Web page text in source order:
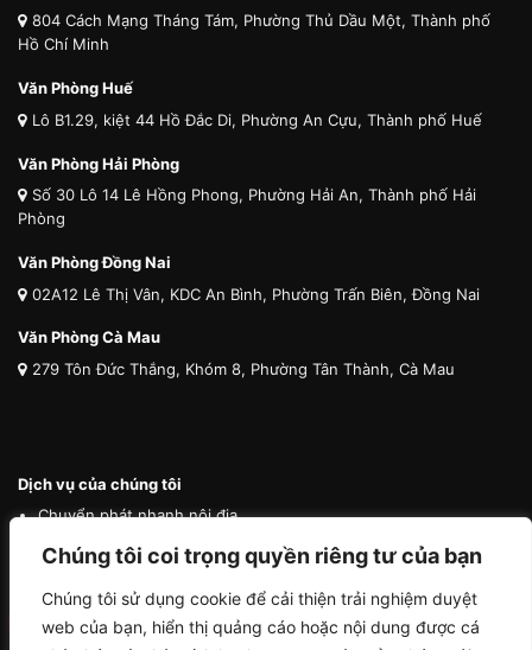
Chúng tôi coi trọng quyền riêng tư của bạn
Chúng tôi sử dụng cookie để cải thiện trải nghiệm duyệt
web của bạn, hiển thị quảng cáo hoặc nội dung được cá
804 Cách Mạng Tháng Tám, Phường Thủ Dầu Một, Thành phố
Hồ Chí Minh
Văn Phòng Huế
Lô B1.29, kiệt 44 Hồ Đắc Di, Phường An Cựu, Thành phố Huế
Văn Phòng Hải Phòng
Số 30 Lô 14 Lê Hồng Phong, Phường Hải An, Thành phố Hải
Phòng
Văn Phòng Đồng Nai
02A12 Lê Thị Vân, KDC An Bình, Phường Trấn Biên, Đồng Nai
Văn Phòng Cà Mau
279 Tôn Đức Thắng, Khóm 8, Phường Tân Thành, Cà Mau
Dịch vụ của chúng tôi
Chuyển phát nhanh nội địa
Chuyển phát nhanh quốc tế
Vận chuyển thú cưng